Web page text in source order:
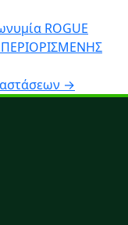
ROGUE
→